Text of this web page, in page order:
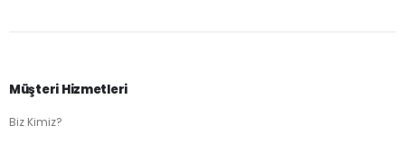
Müşteri Hizmetleri
Biz Kimiz?